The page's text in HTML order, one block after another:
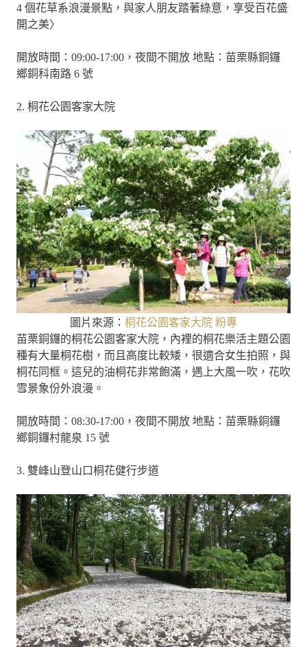
4 個花草系浪漫景點，與家人朋友踏著綠意，享受百花盛
開之美〉
開放時間：09:00-17:00，夜間不開放 地點：苗栗縣銅鑼
鄉銅科南路 6 號
2. 桐花公園客家大院
圖片來源： 桐花公園客家大院 粉專
苗栗銅鑼的桐花公園客家大院，內裡的桐花樂活主題公園
種有大量桐花樹，而且高度比較矮，很適合女生拍照，與
桐花同框。這兒的油桐花非常飽滿，遇上大風一吹，花吹
雪景象份外浪漫。
開放時間：08:30-17:00，夜間不開放 地點：苗栗縣銅鑼
鄉銅鑼村龍泉 15 號
3. 雙峰山登山口桐花健行步道